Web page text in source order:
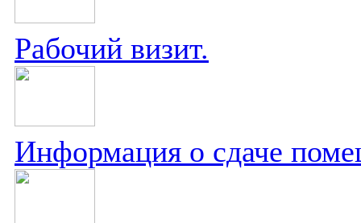
Рабочий визит.
Информация о сдаче